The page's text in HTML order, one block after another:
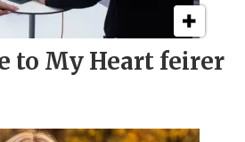
to My Heart feirer